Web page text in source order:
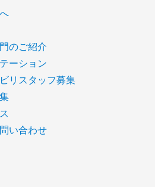
のご紹介
ーション
リスタッフ募集
い合わせ